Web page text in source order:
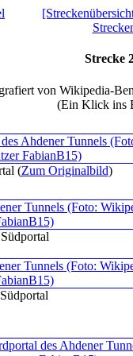
Strecke
von Wikipedia-
(Ein Klick ins
(Zum Originalbild)